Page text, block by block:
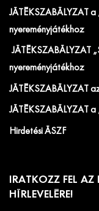
JÁTÉKSZABÁLYZAT
nyereményjátékhoz
JÁTÉKSZABÁLYZAT
nyereményjátékhoz
JÁTÉKSZABÁLYZAT
JÁTÉKSZABÁLYZAT a
Hirdetési ÁSZF
IRATKOZZ FEL AZ
HÍRLEVELÉRE!